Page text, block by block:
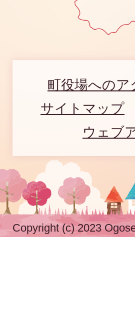
町役場へのア
サイトマップ
ウェブ
Copyright (c) 2023